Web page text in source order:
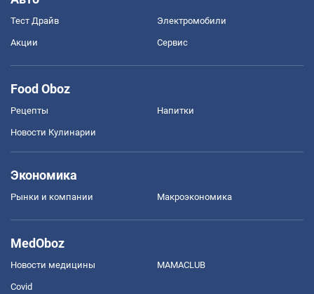
Тест Драйв Электромобили
Акции Сервис
Food Oboz
Рецепты Напитки
Новости Кулинарии
Экономика
Рынки и компании Mакроэкономика
MedOboz
Новости медицины MAMACLUB
Covid